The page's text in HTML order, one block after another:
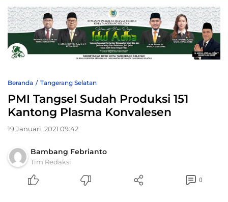
Beranda Tangerang Selatan
PMI Tangsel Sudah Produksi 151
Kantong Plasma Konvalesen
19 Januari, 2021 09:42
Bambang Febrianto
Tim Redaksi
0